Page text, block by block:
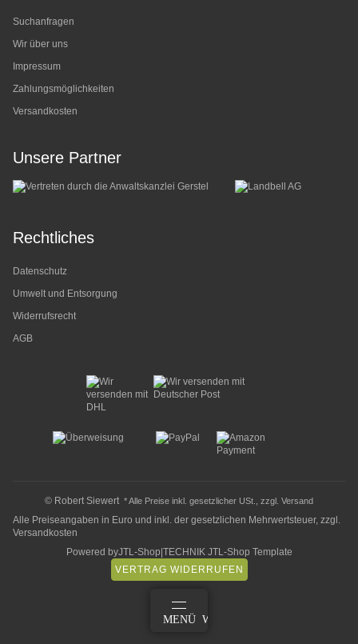
Suchanfragen
Wir über uns
Impressum
Zahlungsmöglichkeiten
Versandkosten
Unsere Partner
Rechtliches
Datenschutz
Umwelt und Entsorgung
Widerrufsrecht
AGB
© Robert Siewert* Alle Preise inkl. gesetzlicher USt., zzgl. Versand
Alle Preiseangaben in Euro und inkl. der gesetzlichen Mehrwertsteuer, zzgl.
Versandkosten
Powered byJTL-Shop TECHNIK JTL-Shop Template
VERTRAG WIDERRUFEN
MENÜ WARENKORB